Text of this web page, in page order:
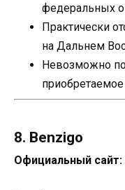
федеральных
Практически
на Дальнем
Невозможно
8. Benzigo
Официальный сайт: